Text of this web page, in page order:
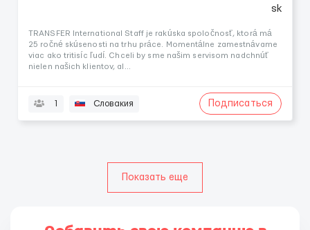
TRANSFER International Staff je rakúska spoločnosť, ktorá má
25 ročné skúsenosti na trhu práce. Momentálne zamestnávame
viac ako tritisíc ľudí. Chceli by sme našim servisom nadchnúť
nielen našich klientov, al...
1 Словакия Подписаться
Показать еще